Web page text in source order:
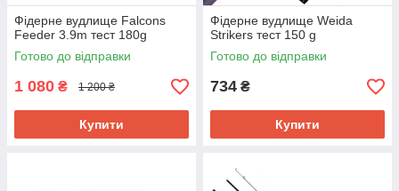
Фідерне вудлище Falcons
Feeder 3.9m тест 180g
Готово до відправки
1 080 ₴ 1 200 ₴
Купити
Фідерне вудлище Weida
Strikers тест 150 g
Готово до відправки
734 ₴
Купити